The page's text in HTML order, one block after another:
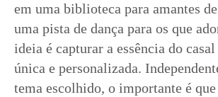
em uma biblioteca para amantes
uma pista de dança para os que
ideia é capturar a essência do
única e personalizada.
tema escolhido, o importante é